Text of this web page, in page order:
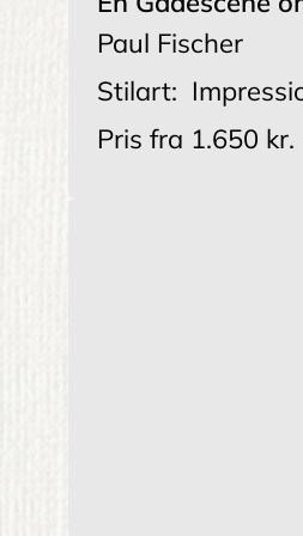
Paul Fischer
Stilart:
Pris fra 1.650 kr.